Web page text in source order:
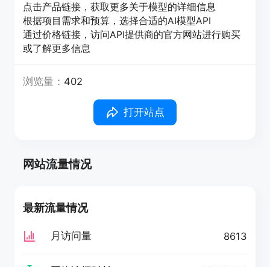
点击产品链接，获取更多关于模型的详细信息
根据项目需求和预算，选择合适的AI模型API
通过价格链接，访问API提供商的官方网站进行购买
或了解更多信息
浏览量： 402
打开站点
网站流量情况
最新流量情况
月访问量 8613